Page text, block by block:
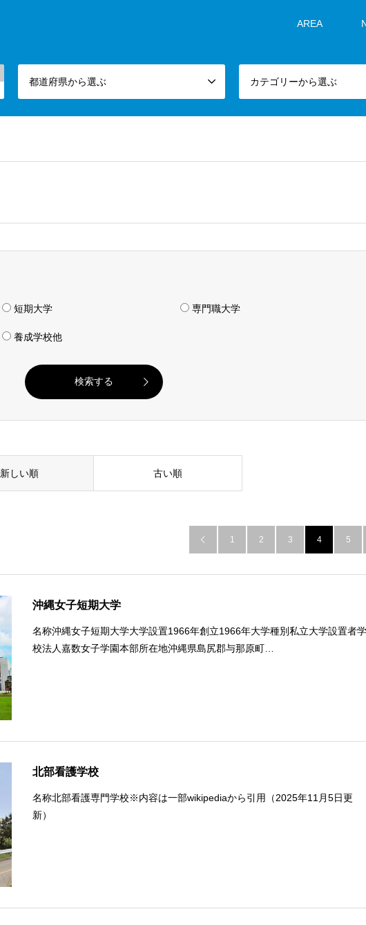
AREA
都道府県から選ぶ カテゴリーから選ぶ
短期大学 専門職大学
養成学校他
新しい順 古い順
 1 2 3 4 5
沖縄女子短期大学
名称沖縄女子短期大学大学設置1966年創立1966年大学種別私立大学設置者
校法人嘉数女子学園本部所在地沖縄県島尻郡与那原町…
北部看護学校
名称北部看護専門学校※内容は一部wikipediaから引用（2025年11月5日更
新）